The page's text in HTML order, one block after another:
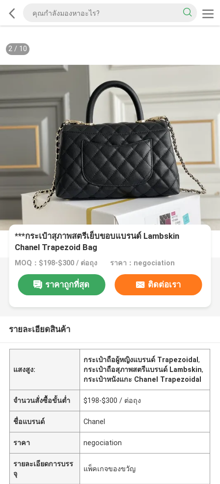
2/ 10
***กระเป๋าสุภาพสตรีเย็บขอบแบรนด์ Lambskin
Chanel Trapezoid Bag
MOQ：$198-$300 / ต่อถุง ราคา：negociation
ราคาถูกที่สุด ติดต่อเรา
รายละเอียดสินค้า
แสงสูง:
กระเป๋าถือผู้หญิงแบรนด์ Trapezoidal,
กระเป๋าถือสุภาพสตรีแบรนด์ Lambskin,
กระเป๋าหนังแกะ Chanel Trapezoidal
จำนวนสั่งซื้อขั้นต่ำ $198-$300 / ต่อถุง
ชื่อแบรนด์ Chanel
ราคา negociation
รายละเอียดการบรร
จุ
แพ็คเกจของขวัญ